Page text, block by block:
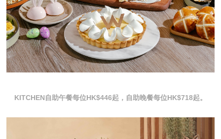
KITCHEN自助午餐每位HK$446起，自助晚餐每位HK$718起。